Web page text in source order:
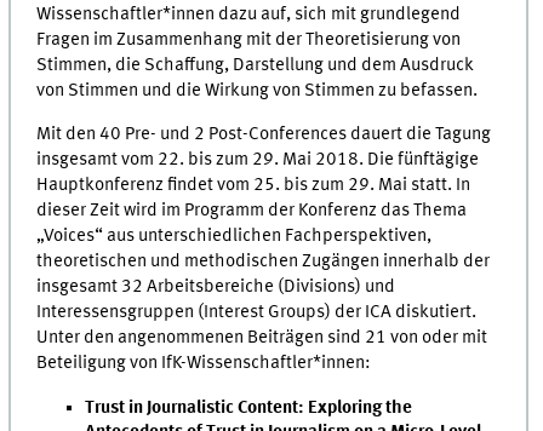
Wissenschaftler*innen dazu auf, sich mit grundlegend
Fragen im Zusammenhang mit der Theoretisierung von
Stimmen, die Schaffung, Darstellung und dem Ausdruck
von Stimmen und die Wirkung von Stimmen zu befassen.
Mit den 40 Pre- und 2 Post-Conferences dauert die Tagung
insgesamt vom 22. bis zum 29. Mai 2018. Die fünftägige
Hauptkonferenz findet vom 25. bis zum 29. Mai statt. In
dieser Zeit wird im Programm der Konferenz das Thema
„Voices“ aus unterschiedlichen Fachperspektiven,
theoretischen und methodischen Zugängen innerhalb der
insgesamt 32 Arbeitsbereiche (Divisions) und
Interessensgruppen (Interest Groups) der ICA diskutiert.
Unter den angenommenen Beiträgen sind 21 von oder mit
Beteiligung von IfK-Wissenschaftler*innen:
Trust in Journalistic Content: Exploring the